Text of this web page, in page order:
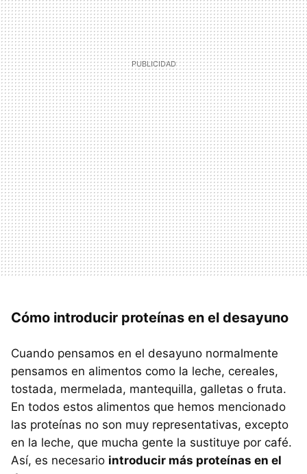
Cómo introducir proteínas en el desayuno
Cuando pensamos en el desayuno normalmente
pensamos en alimentos como la leche, cereales,
tostada, mermelada, mantequilla, galletas o fruta.
En todos estos alimentos que hemos mencionado
las proteínas no son muy representativas, excepto
en la leche, que mucha gente la sustituye por café.
Así, es necesario introducir más proteínas en el